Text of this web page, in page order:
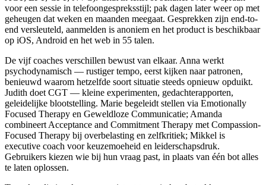
voor een sessie in telefoongespreksstijl; pak dagen later weer op met
geheugen dat weken en maanden meegaat. Gesprekken zijn end-to-
end versleuteld, aanmelden is anoniem en het product is beschikbaar
op iOS, Android en het web in 55 talen.
De vijf coaches verschillen bewust van elkaar. Anna werkt
psychodynamisch — rustiger tempo, eerst kijken naar patronen,
benieuwd waarom hetzelfde soort situatie steeds opnieuw opduikt.
Judith doet CGT — kleine experimenten, gedachterapporten,
geleidelijke blootstelling. Marie begeleidt stellen via Emotionally
Focused Therapy en Geweldloze Communicatie; Amanda
combineert Acceptance and Commitment Therapy met Compassion-
Focused Therapy bij overbelasting en zelfkritiek; Mikkel is
executive coach voor keuzemoeheid en leiderschapsdruk.
Gebruikers kiezen wie bij hun vraag past, in plaats van één bot alles
te laten oplossen.